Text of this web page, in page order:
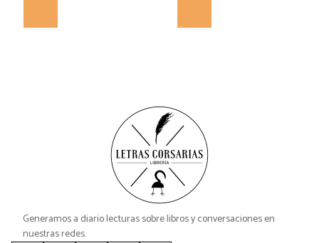
Generamos a diario lecturas sobre libros y conversaciones en
nuestras redes.